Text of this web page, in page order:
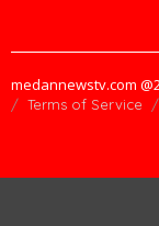
medannewstv.com
Terms of Service